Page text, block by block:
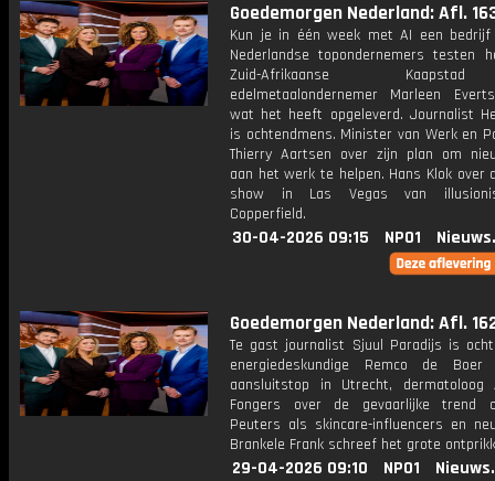
Goedemorgen Nederland: Afl.
Kun je in één week met AI een bedrijf
Nederlandse topondernemers testen
Zuid-Afrikaanse
edelmetaalondernemer Marleen
wat het heeft opgeleverd. Journalist
is ochtendmens. Minister van Werk en
Thierry Aartsen over zijn plan om
aan het werk te helpen. Hans Klok over
show in Las Vegas van
Copperfield.
30-04-2026 09:15 NPO1
Goedemorgen Nederland: Afl.
Te gast journalist Sjuul Paradijs is
energiedeskundige Remco de
aansluitstop in Utrecht, dermatoloog
Fongers over de gevaarlijke trend
Peuters als skincare-influencers en
Brankele Frank schreef het grote
29-04-2026 09:10 NPO1